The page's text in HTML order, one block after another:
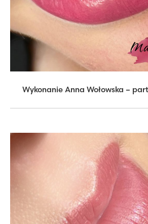
Wykonanie Anna Wołowska –